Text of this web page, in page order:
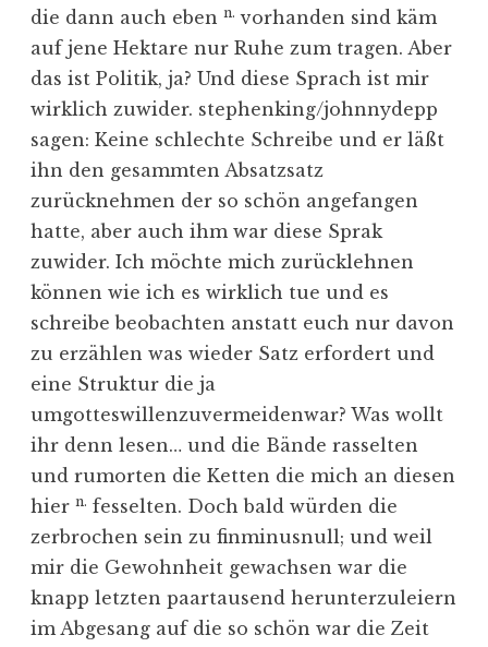
die dann auch eben n. vorhanden sind käm
auf jene Hektare nur Ruhe zum tragen. Aber
das ist Politik, ja? Und diese Sprach ist mir
wirklich zuwider. stephenking/johnnydepp
sagen: Keine schlechte Schreibe und er läßt
ihn den gesammten Absatzsatz
zurücknehmen der so schön angefangen
hatte, aber auch ihm war diese Sprak
zuwider. Ich möchte mich zurücklehnen
können wie ich es wirklich tue und es
schreibe beobachten anstatt euch nur davon
zu erzählen was wieder Satz erfordert und
eine Struktur die ja
umgotteswillenzuvermeidenwar? Was wollt
ihr denn lesen… und die Bände rasselten
und rumorten die Ketten die mich an diesen
hier n. fesselten. Doch bald würden die
zerbrochen sein zu finminusnull; und weil
mir die Gewohnheit gewachsen war die
knapp letzten paartausend herunterzuleiern
im Abgesang auf die so schön war die Zeit